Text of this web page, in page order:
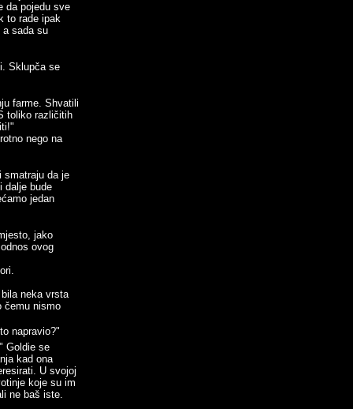
da pojedu sve
to rade ipak
sada su
Sklupča se
farme. Shvatili
toliko različitih
nego na
smatraju da je
dalje bude
jedan
jako
ovog
neka vrsta
čemu nismo
napravio?"
Goldie se
kad ona
U svojoj
koje su im
ne baš iste.